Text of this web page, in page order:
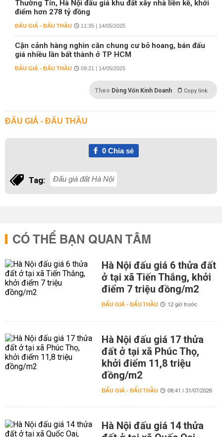
Thường Tín, Hà Nội đấu giá khu đất xây nhà liền kề, khởi
điểm hơn 278 tỷ đồng
ĐẤU GIÁ - ĐẤU THẦU 11:35 | 14/05/2025
Cận cảnh hàng nghìn căn chung cư bỏ hoang, bán đấu
giá nhiều lần bất thành ở TP HCM
ĐẤU GIÁ - ĐẤU THẦU 09:21 | 14/05/2025
Theo Dòng Vốn Kinh Doanh Copy link
ĐẤU GIÁ - ĐẤU THẦU
0Chia sẻ
Tag: Đấu giá đất Hà Nội
CÓ THỂ BẠN QUAN TÂM
Hà Nội đấu giá 6 thửa đất
ở tại xã Tiến Thắng, khởi
điểm 7 triệu đồng/m2
ĐẤU GIÁ - ĐẤU THẦU 12 giờ trước
Hà Nội đấu giá 17 thửa
đất ở tại xã Phúc Thọ,
khởi điểm 11,8 triệu
đồng/m2
ĐẤU GIÁ - ĐẤU THẦU 08:41 | 31/07/2026
Hà Nội đấu giá 14 thửa